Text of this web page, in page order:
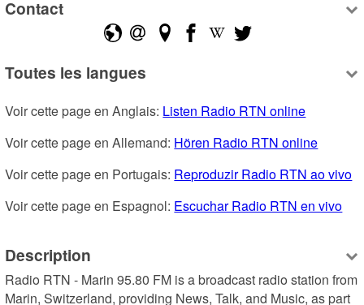
Contact
Toutes les langues
Voir cette page en Anglais: Listen Radio RTN online
Voir cette page en Allemand: Hören Radio RTN online
Voir cette page en Portugais: Reproduzir Radio RTN ao vivo
Voir cette page en Espagnol: Escuchar Radio RTN en vivo
Description
Radio RTN - Marin 95.80 FM is a broadcast radio station from
Marin, Switzerland, providing News, Talk, and Music, as part